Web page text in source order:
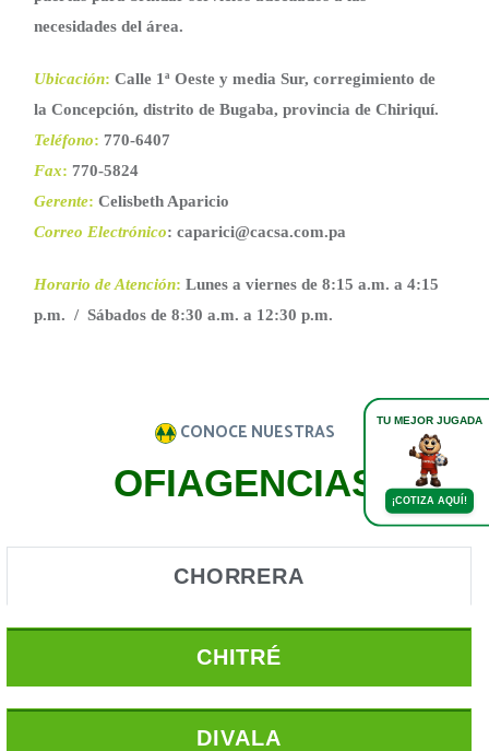
necesidades del área.
Ubicación: Calle 1ª Oeste y media Sur, corregimiento de
la Concepción, distrito de Bugaba, provincia de Chiriquí.
Teléfono: 770-6407
Fax: 770-5824
Gerente: Celisbeth Aparicio
Correo Electrónico: caparici@cacsa.com.pa
Horario de Atención:Lunes a viernes de 8:15 a.m. a 4:15
p.m. / Sábados de 8:30 a.m. a 12:30 p.m.
CONOCE NUESTRAS
OFIAGENCIAS
CHORRERA
CHITRÉ
DIVALA
TU MEJOR JUGADA
¡COTIZA AQUÍ!